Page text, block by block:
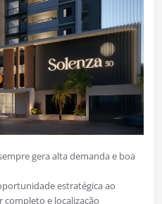
gera alta demanda e boa
estratégica ao
e localização